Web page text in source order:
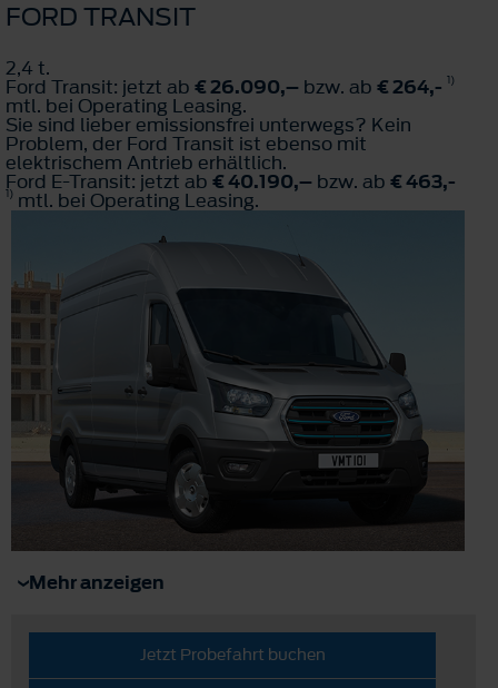
FORD TRANSIT
2,4 t.
Ford Transit: jetzt ab € 26.090,– bzw. ab € 264,- 1)
mtl. bei Operating Leasing.
Sie sind lieber emissionsfrei unterwegs? Kein
Problem, der Ford Transit ist ebenso mit
elektrischem Antrieb erhältlich.
Ford E-Transit: jetzt ab € 40.190,– bzw. ab € 463,-
1) mtl. bei Operating Leasing.
Mehr anzeigen
Jetzt Probefahrt buchen